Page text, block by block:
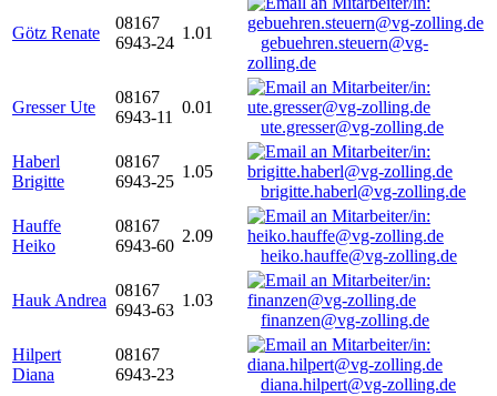
Götz Renate
08167
6943-24
1.01
gebuehren.steuern@vg-
zolling.de
Gresser Ute
08167
6943-11
0.01
ute.gresser@vg-zolling.de
Haberl
Brigitte
08167
6943-25
1.05
brigitte.haberl@vg-zolling.de
Hauffe
Heiko
08167
6943-60
2.09
heiko.hauffe@vg-zolling.de
Hauk Andrea
08167
6943-63
1.03
finanzen@vg-zolling.de
Hilpert
Diana
08167
6943-23
diana.hilpert@vg-zolling.de